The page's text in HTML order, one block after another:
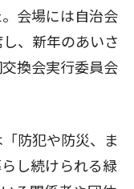
会場には自治会
、新年のあいさ
換会実行委員会
防犯や防災、ま
し続けられる緑